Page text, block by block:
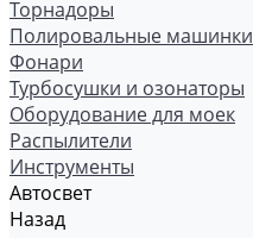
Торнадоры
Полировальные машинки
Фонари
Турбосушки и озонаторы
Оборудование для моек
Распылители
Инструменты
Автосвет
Назад